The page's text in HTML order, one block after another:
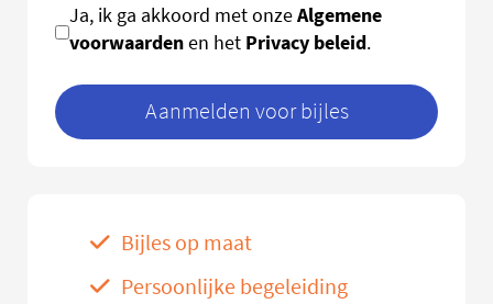
Ja, ik ga akkoord met onzeAlgemene
voorwaardenen het Privacy beleid.
Aanmelden voor bijles
Bijles op maat
Persoonlijke begeleiding